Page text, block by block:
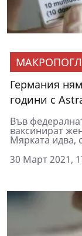
Германия
години с
Във
ваксинират
Мярката идва,
30 Март 2021,